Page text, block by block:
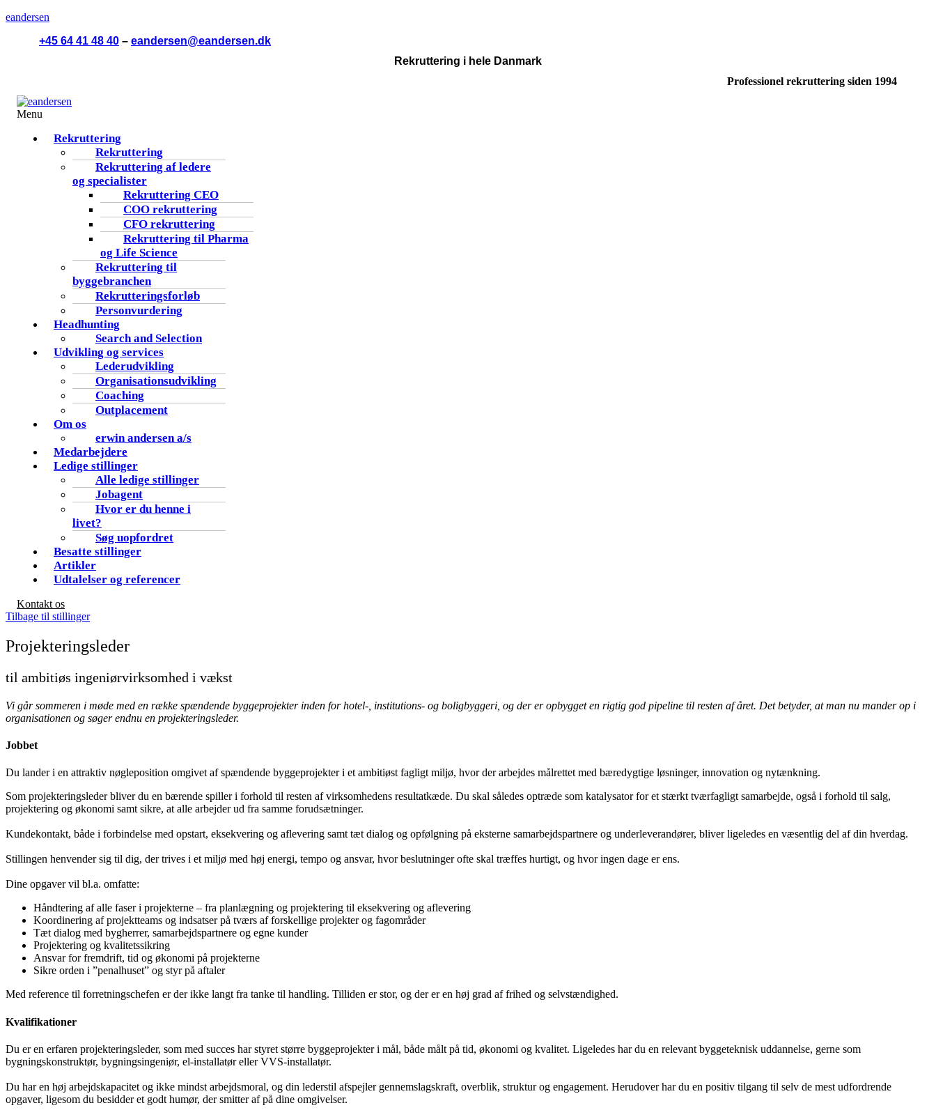
eandersen
+45 64 41 48 40 – eandersen@eandersen.dk
Rekruttering i hele Danmark
Professionel rekruttering siden 1994
Menu
Rekruttering
Rekruttering
Rekruttering af ledere
og specialister
Rekruttering CEO
COO rekruttering
CFO rekruttering
Rekruttering til Pharma
og Life Science
Rekruttering til
byggebranchen
Rekrutteringsforløb
Personvurdering
Headhunting
Search and Selection
Udvikling og services
Lederudvikling
Organisationsudvikling
Coaching
Outplacement
Om os
erwin andersen a/s
Medarbejdere
Ledige stillinger
Alle ledige stillinger
Jobagent
Hvor er du henne i
livet?
Søg uopfordret
Besatte stillinger
Artikler
Udtalelser og referencer
Kontakt os
Tilbage til stillinger
Projekteringsleder
til ambitiøs ingeniørvirksomhed i vækst
Vi går sommeren i møde med en række spændende byggeprojekter inden for hotel-, institutions- og boligbyggeri, og der er opbygget en rigtig god pipeline til resten af året. Det betyder, at man nu mander op i
organisationen og søger endnu en projekteringsleder.
Jobbet
Du lander i en attraktiv nøgleposition omgivet af spændende byggeprojekter i et ambitiøst fagligt miljø, hvor der arbejdes målrettet med bæredygtige løsninger, innovation og nytænkning.
Som projekteringsleder bliver du en bærende spiller i forhold til resten af virksomhedens resultatkæde. Du skal således optræde som katalysator for et stærkt tværfagligt samarbejde, også i forhold til salg,
projektering og økonomi samt sikre, at alle arbejder ud fra samme forudsætninger.
Kundekontakt, både i forbindelse med opstart, eksekvering og aflevering samt tæt dialog og opfølgning på eksterne samarbejdspartnere og underleverandører, bliver ligeledes en væsentlig del af din hverdag.
Stillingen henvender sig til dig, der trives i et miljø med høj energi, tempo og ansvar, hvor beslutninger ofte skal træffes hurtigt, og hvor ingen dage er ens.
Dine opgaver vil bl.a. omfatte:
Håndtering af alle faser i projekterne – fra planlægning og projektering til eksekvering og aflevering
Koordinering af projektteams og indsatser på tværs af forskellige projekter og fagområder
Tæt dialog med bygherrer, samarbejdspartnere og egne kunder
Projektering og kvalitetssikring
Ansvar for fremdrift, tid og økonomi på projekterne
Sikre orden i ”penalhuset” og styr på aftaler
Med reference til forretningschefen er der ikke langt fra tanke til handling. Tilliden er stor, og der er en høj grad af frihed og selvstændighed.
Kvalifikationer
Du er en erfaren projekteringsleder, som med succes har styret større byggeprojekter i mål, både målt på tid, økonomi og kvalitet. Ligeledes har du en relevant byggeteknisk uddannelse, gerne som
bygningskonstruktør, bygningsingeniør, el-installatør eller VVS-installatør.
Du har en høj arbejdskapacitet og ikke mindst arbejdsmoral, og din lederstil afspejler gennemslagskraft, overblik, struktur og engagement. Herudover har du en positiv tilgang til selv de mest udfordrende
opgaver, ligesom du besidder et godt humør, der smitter af på dine omgivelser.